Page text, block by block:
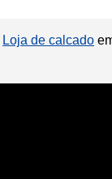
Loja de calcado